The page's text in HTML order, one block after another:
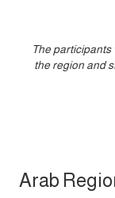
The
the region and
Arab